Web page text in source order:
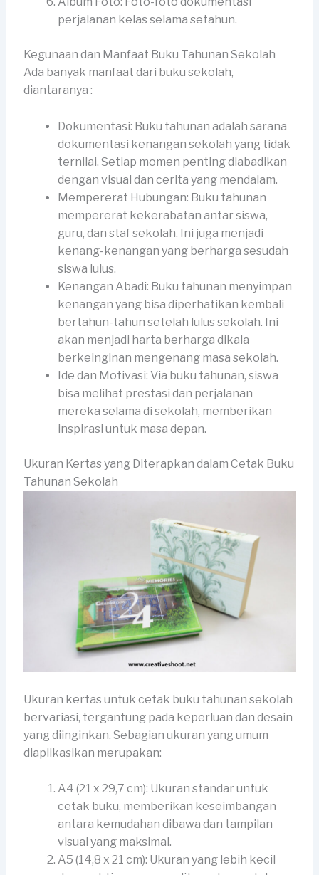
perjalanan kelas selama setahun.
Kegunaan dan Manfaat Buku Tahunan Sekolah
Ada banyak manfaat dari buku sekolah,
diantaranya :
Dokumentasi: Buku tahunan adalah sarana
dokumentasi kenangan sekolah yang tidak
ternilai. Setiap momen penting diabadikan
dengan visual dan cerita yang mendalam.
Mempererat Hubungan: Buku tahunan
mempererat kekerabatan antar siswa,
guru, dan staf sekolah. Ini juga menjadi
kenang-kenangan yang berharga sesudah
siswa lulus.
Kenangan Abadi: Buku tahunan menyimpan
kenangan yang bisa diperhatikan kembali
bertahun-tahun setelah lulus sekolah. Ini
akan menjadi harta berharga dikala
berkeinginan mengenang masa sekolah.
Ide dan Motivasi: Via buku tahunan, siswa
bisa melihat prestasi dan perjalanan
mereka selama di sekolah, memberikan
inspirasi untuk masa depan.
Ukuran Kertas yang Diterapkan dalam Cetak Buku
Tahunan Sekolah
Ukuran kertas untuk cetak buku tahunan sekolah
bervariasi, tergantung pada keperluan dan desain
yang diinginkan. Sebagian ukuran yang umum
diaplikasikan merupakan:
A4 (21 x 29,7 cm): Ukuran standar untuk
cetak buku, memberikan keseimbangan
antara kemudahan dibawa dan tampilan
visual yang maksimal.
A5 (14,8 x 21 cm): Ukuran yang lebih kecil